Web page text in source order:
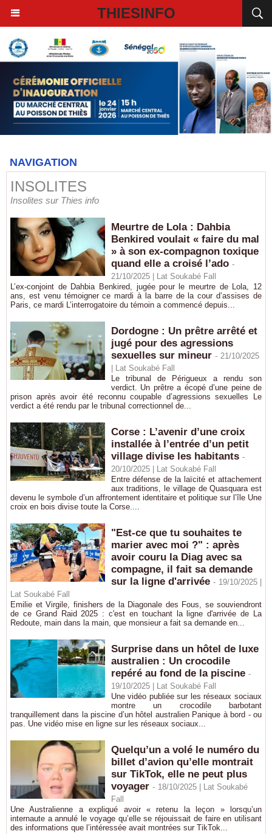
THIESINFO
NAVIGATION
INSOLITES
Insolites sur Thies info
Meurtre de Lola : Dahbia
Benkired voulait « faire du mal
» à son ex-compagnon toxique
quand elle a croisé l’ado -
21/10/2025 | Lat Soukabé Fall
L’ex-conjoint de Dahbia Benkired, jugée pour le meurtre de Lola, 12
ans, est venu témoigner ce mardi à la barre de la cour d’assises de
Paris, ce mardi L’interrogatoire du témoin a commencé depuis...
Dordogne : Un prêtre arrêté et
jugé pour des agressions
sexuelles sur mineur - 21/10/2025
| Lat Soukabé Fall
Le tribunal de Périgueux a rendu son
verdict. Un prêtre a écopé d’une peine de
prison après avoir été reconnu coupable d’agressions sexuelles Le
verdict a été rendu par le tribunal correctionnel de...
Corse : L’avenir d’une croix
installée à l’entrée d’un petit
village divise les habitants -
20/10/2025 | Lat Soukabé Fall
Entre défense de la laïcité et attachement
aux traditions, le village de Quasquara est
devenu le symbole d’un affrontement identitaire et politique sur l’île Une
croix en bois divise toute la Corse....
"Est-ce que tu souhaites te
marier avec moi ?" : après
avoir couru la Diag avec sa
compagne, il fait sa demande
sur la ligne d'arrivée - 19/10/2025 |
Lat Soukabé Fall
Emilie et Virgile, finishers de la Diagonale des Fous, se souviendront
de ce Grand Raid 2025 : c'est en touchant la ligne d'arrivée de La
Redoute, main dans la main, que monsieur a fait sa demande en...
Surprise dans un hôtel de luxe
australien : Un crocodile
repéré au fond de la piscine -
19/10/2025 | Lat Soukabé Fall
Une vidéo publiée sur les réseaux sociaux
montre un crocodile barbotant
tranquillement dans la piscine d’un hôtel australien Panique à bord - ou
pas. Une vidéo mise en ligne sur les réseaux sociaux...
Quelqu’un a volé le numéro du
billet d’avion qu’elle montrait
sur TikTok, elle ne peut plus
voyager - 18/10/2025 | Lat Soukabé
Fall
Une Australienne a expliqué avoir « retenu la leçon » lorsqu’un
internaute a annulé le voyage qu’elle se réjouissait de faire en utilisant
des informations que l’intéressée avait montrées sur TikTok...